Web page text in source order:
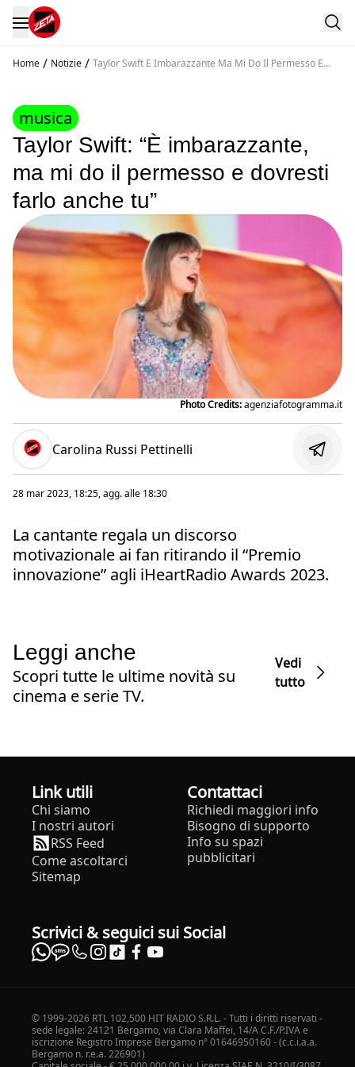
Home / Notizie / Taylor Swift E Imbarazzante Ma Mi Do Il Permesso E
musica
Taylor Swift: “È imbarazzante,
ma mi do il permesso e dovresti
farlo anche tu”
Photo Credits:agenziafotogramma.it
Carolina Russi Pettinelli
28 mar 2023, 18:25, agg. alle 18:30
La cantante regala un discorso
motivazionale ai fan ritirando il “Premio
innovazione” agli iHeartRadio Awards 2023.
Leggi anche
Scopri tutte le ultime novità su
cinema e serie TV.
Vedi
tutto
Link utili
Chi siamo
I nostri autori
RSS Feed
Come ascoltarci
Sitemap
Contattaci
Richiedi maggiori info
Bisogno di supporto
Info su spazi
pubblicitari
Scrivici & seguici sui Social
© 1999-2026 RTL 102,500 HIT RADIO S.R.L. - Tutti i diritti riservati -
sede legale: 24121 Bergamo, via Clara Maffei, 14/A C.F./P.IVA e
iscrizione Registro Imprese Bergamo n° 01646950160 - (c.c.i.a.a.
Bergamo n. r.e.a. 226901)